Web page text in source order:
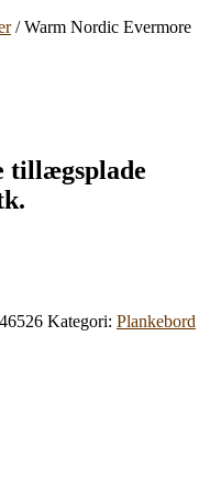
/ Warm Nordic Evermore
tillægsplade
Kategori: Plankebord